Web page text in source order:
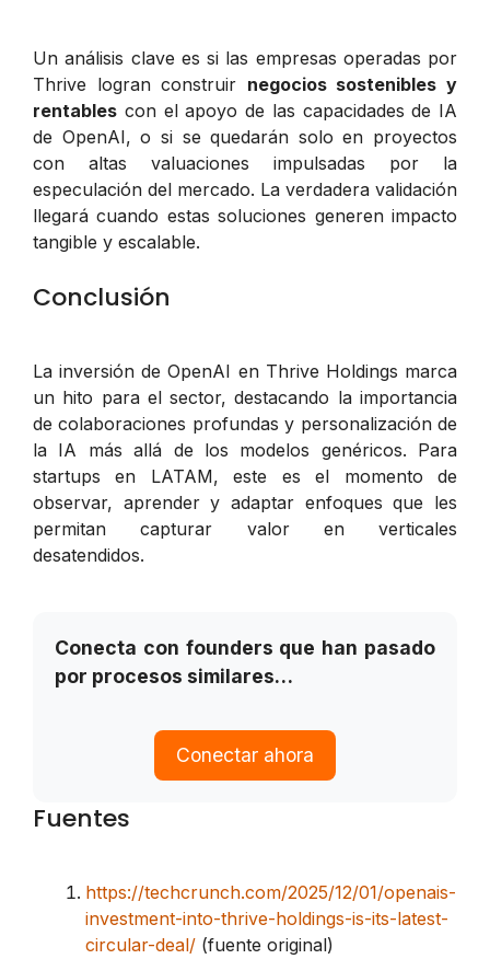
Un análisis clave es si las empresas operadas por
Thrive logran construir negocios sostenibles y
rentables con el apoyo de las capacidades de IA
de OpenAI, o si se quedarán solo en proyectos
con altas valuaciones impulsadas por la
especulación del mercado. La verdadera validación
llegará cuando estas soluciones generen impacto
tangible y escalable.
Conclusión
La inversión de OpenAI en Thrive Holdings marca
un hito para el sector, destacando la importancia
de colaboraciones profundas y personalización de
la IA más allá de los modelos genéricos. Para
startups en LATAM, este es el momento de
observar, aprender y adaptar enfoques que les
permitan capturar valor en verticales
desatendidos.
Conecta con founders que han pasado
por procesos similares…
Conectar ahora
Fuentes
https://techcrunch.com/2025/12/01/openais-
investment-into-thrive-holdings-is-its-latest-
circular-deal/ (fuente original)